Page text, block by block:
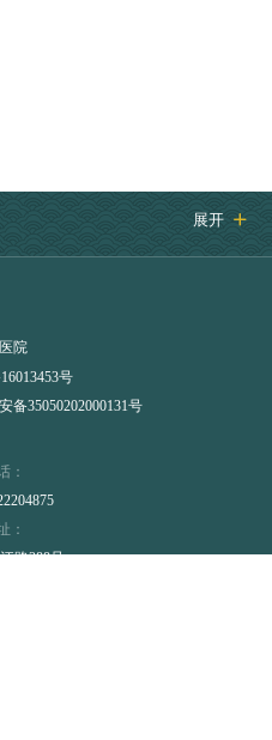
展开 
院
号
备35050202000131号
：
：
路388号